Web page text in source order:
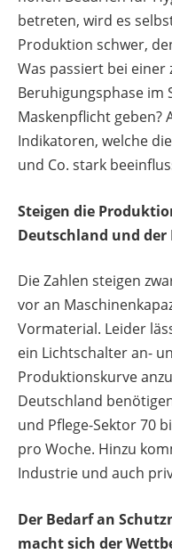
betreten, wird es
Produktion schwer,
Was passiert bei einer
Beruhigungsphase im
Maskenpflicht geben?
Indikatoren, welche
und Co. stark
Steigen die
Deutschland und der
Die Zahlen steigen
vor an
Vormaterial. Leider
ein Lichtschalter an-
Produktionskurve
Deutschland
und Pflege-Sektor 70
pro Woche. Hinzu
Industrie und auch
Der Bedarf an
macht sich der